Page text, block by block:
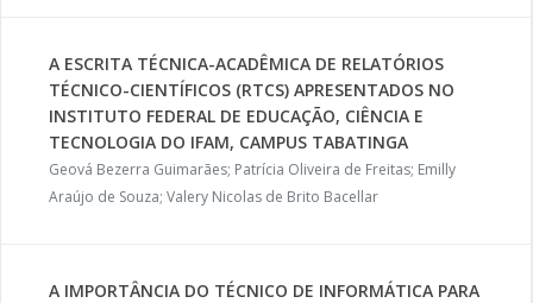
A ESCRITA TÉCNICA-ACADÊMICA DE RELATÓRIOS
TÉCNICO-CIENTÍFICOS (RTCS) APRESENTADOS NO
INSTITUTO FEDERAL DE EDUCAÇÃO, CIÊNCIA E
TECNOLOGIA DO IFAM, CAMPUS TABATINGA
Geová Bezerra Guimarães; Patrícia Oliveira de Freitas; Emilly
Araújo de Souza; Valery Nicolas de Brito Bacellar
A IMPORTÂNCIA DO TÉCNICO DE INFORMÁTICA PARA